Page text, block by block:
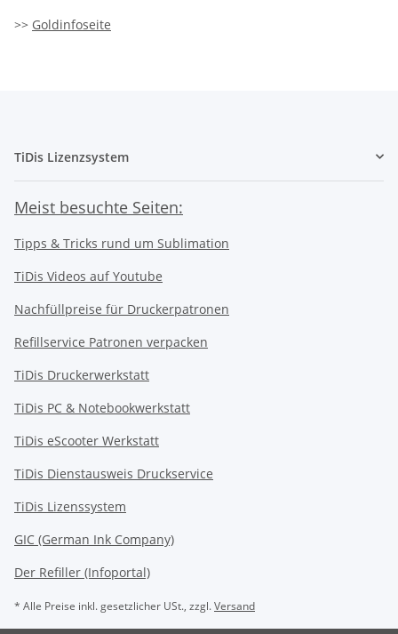
>> Goldinfoseite
TiDis Lizenzsystem
Meist besuchte Seiten:
Tipps & Tricks rund um Sublimation
TiDis Videos auf Youtube
Nachfüllpreise für Druckerpatronen
Refillservice Patronen verpacken
TiDis Druckerwerkstatt
TiDis PC & Notebookwerkstatt
TiDis eScooter Werkstatt
TiDis Dienstausweis Druckservice
TiDis Lizenssystem
GIC (German Ink Company)
Der Refiller (Infoportal)
* Alle Preise inkl. gesetzlicher USt., zzgl.Versand